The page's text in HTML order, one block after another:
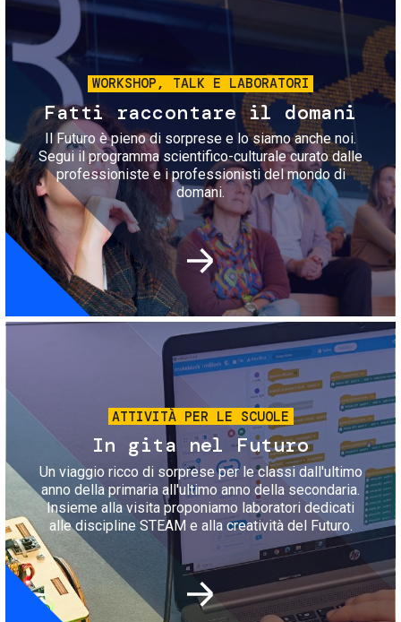
WORKSHOP, TALK E LABORATORI
Fatti raccontare il domani
Il Futuro è pieno di sorprese e lo siamo anche noi.
Segui il programma scientifico-culturale curato dalle
professioniste e i professionisti del mondo di
domani.
Immagine
ATTIVITÀ PER LE SCUOLE
In gita nel Futuro
Un viaggio ricco di sorprese per le classi dall'ultimo
anno della primaria all'ultimo anno della secondaria.
Insieme alla visita proponiamo laboratori dedicati
alle discipline STEAM e alla creatività del Futuro.